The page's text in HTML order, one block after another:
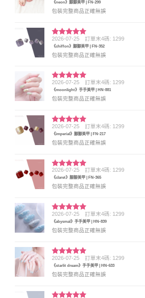
分 5
《neon》腳腳美甲 | FN-299
包裝完整商品正確無誤
評分5滿
分 5
2026-07-25 訂單末4碼: 1299
《chiffon》腳腳美甲 | FN-352
包裝完整商品正確無誤
評分5 滿
分 5
2026-07-25 訂單末4碼: 1299
《moonlight》手手美甲 | HN-881
包裝完整商品正確無誤
評分5 滿
分 5
2026-07-25 訂單末4碼: 1299
《imperial》腳腳美甲 | FN-217
包裝完整商品正確無誤
評分5 滿
分 5
2026-07-25 訂單末4碼: 1299
《claret》腳腳美甲 | FN-365
包裝完整商品正確無誤
評分5 滿
分 5
2026-07-25 訂單末4碼: 1299
《abysmal》手手美甲 | HN-839
包裝完整商品正確無誤
評分5 滿
分 5
2026-07-25 訂單末4碼: 1299
《starlit dream》手手美甲 | HN-633
包裝完整商品正確無誤